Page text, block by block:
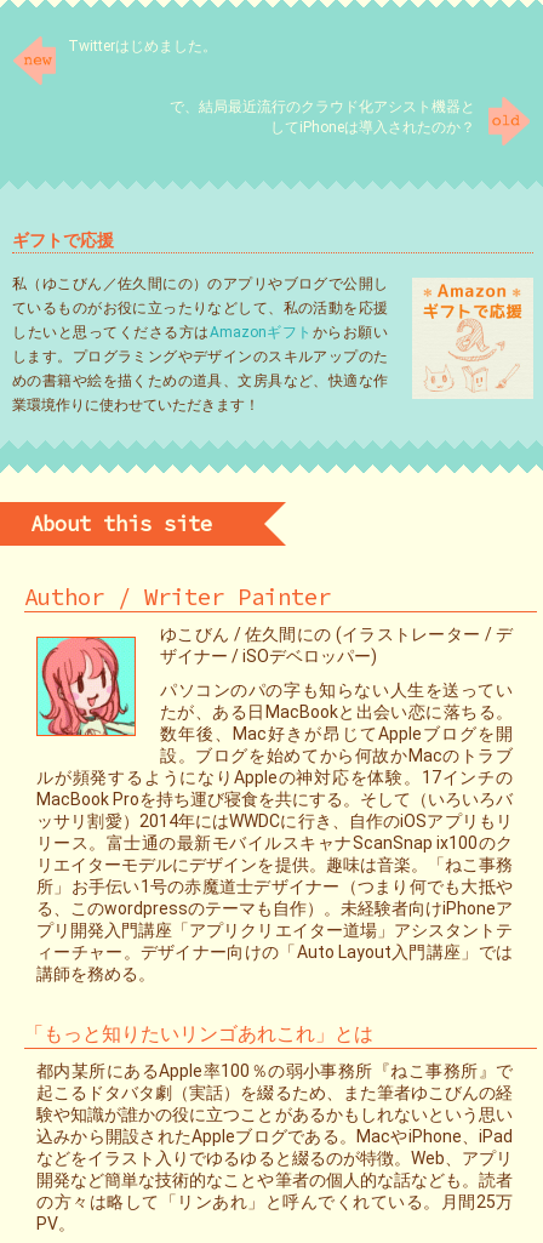
Twitterはじめました。
で、結局最近流行のクラウド化アシスト機器と
してiPhoneは導入されたのか？
ギフトで応援
私（ゆこびん／佐久間にの）のアプリやブログで公開し
ているものがお役に立ったりなどして、私の活動を応援
したいと思ってくださる方はAmazonギフト からお願い
します。プログラミングやデザインのスキルアップのた
めの書籍や絵を描くための道具、文房具など、快適な作
業環境作りに使わせていただきます！
About this site
Author / Writer Painter
ゆこびん / 佐久間にの (イラストレーター / デ
ザイナー / iSOデベロッパー)
パソコンのパの字も知らない人生を送ってい
たが、ある日MacBookと出会い恋に落ちる。
数年後、Mac好きが昂じてAppleブログを開
設。ブログを始めてから何故かMacのトラブ
ルが頻発するようになりAppleの神対応を体験。17インチの
MacBook Proを持ち運び寝食を共にする。そして（いろいろバ
ッサリ割愛）2014年にはWWDCに行き、自作のiOSアプリもリ
リース。富士通の最新モバイルスキャナScanSnap ix100のク
リエイターモデルにデザインを提供。趣味は音楽。「ねこ事務
所」お手伝い1号の赤魔道士デザイナー（つまり何でも大抵や
る、このwordpressのテーマも自作）。未経験者向けiPhoneア
プリ開発入門講座「アプリクリエイター道場」アシスタントテ
ィーチャー。デザイナー向けの「Auto Layout入門講座」では
講師を務める。
「もっと知りたいリンゴあれこれ」とは
都内某所にあるApple率100％の弱小事務所『ねこ事務所』で
起こるドタバタ劇（実話）を綴るため、また筆者ゆこびんの経
験や知識が誰かの役に立つことがあるかもしれないという思い
込みから開設されたAppleブログである。MacやiPhone、iPad
などをイラスト入りでゆるゆると綴るのが特徴。Web、アプリ
開発など簡単な技術的なことや筆者の個人的な話なども。読者
の方々は略して「リンあれ」と呼んでくれている。月間25万
PV。